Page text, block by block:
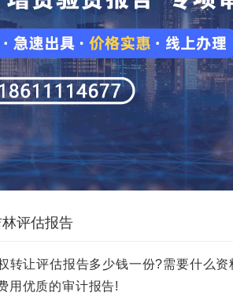
评估报告
让评估报告多少钱一份?需要什么
用优质的审计报告!